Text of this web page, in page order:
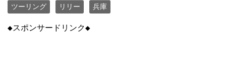
ツーリング リリー 兵庫
◆スポンサードリンク◆